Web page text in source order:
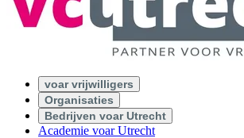
voar vrijwilligers
Organisaties
Bedrijven voar Utrecht
Academie voar Utrecht